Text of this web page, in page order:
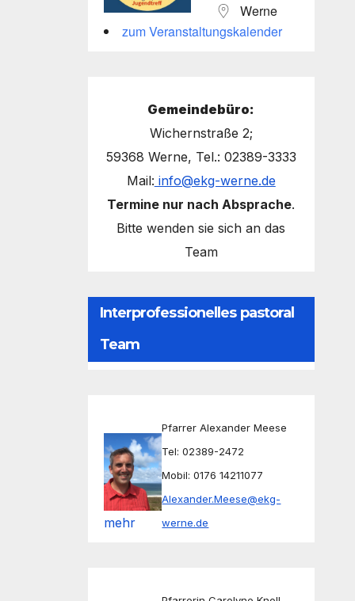
Werne
zum Veranstaltungskalender
Gemeindebüro:
Wichernstraße 2;
59368 Werne, Tel.: 02389-3333
Mail: info@ekg-werne.de
Termine nur nach Absprache.
Bitte wenden sie sich an das
Team
Interprofessionelles pastoral
Team
mehr
Pfarrer Alexander Meese
Tel: 02389-2472
Mobil: 0176 14211077
Alexander.Meese@ekg-
werne.de